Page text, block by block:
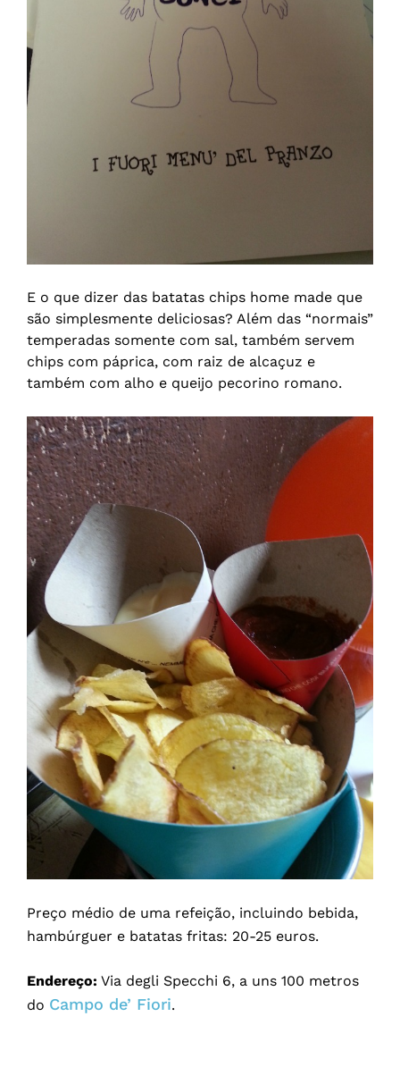
E o que dizer das batatas chips home made que
são simplesmente deliciosas? Além das “normais”
temperadas somente com sal, também servem
chips com páprica, com raiz de alcaçuz e
também com alho e queijo pecorino romano.
Preço médio de uma refeição, incluindo bebida,
hambúrguer e batatas fritas: 20-25 euros.
Endereço: Via degli Specchi 6, a uns 100 metros
do Campo de’ Fiori.